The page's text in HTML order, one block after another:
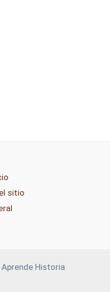
sitio
Historia